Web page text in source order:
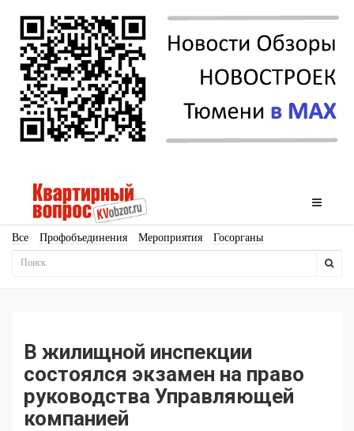
Все Профобъединения Мероприятия Госорганы
Новостройки
Поздравляем
Ещё
В жилищной инспекции
состоялся экзамен на право
руководства Управляющей
компанией